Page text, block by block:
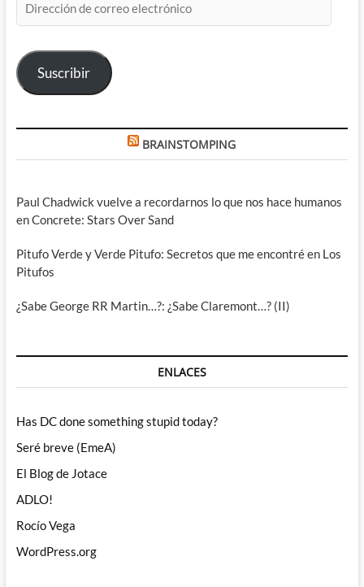
de
electrónico
Suscribir
BRAINSTOMPING
Paul Chadwick vuelve a recordarnos lo que nos hace humanos
en Concrete: Stars Over Sand
Pitufo Verde y Verde Pitufo: Secretos que me encontré en Los
Pitufos
¿Sabe George RR Martin…?: ¿Sabe Claremont…? (II)
ENLACES
Has DC done something stupid today?
Seré breve (EmeA)
El Blog de Jotace
ADLO!
Rocío Vega
WordPress.org